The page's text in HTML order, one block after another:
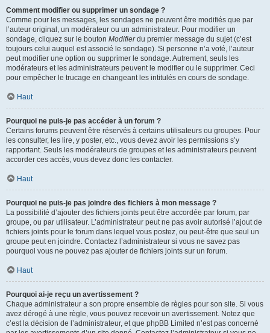
Comment modifier ou supprimer un sondage ?
Comme pour les messages, les sondages ne peuvent être modifiés que par
l’auteur original, un modérateur ou un administrateur. Pour modifier un
sondage, cliquez sur le bouton Modifierdu premier message du sujet (c’est
toujours celui auquel est associé le sondage). Si personne n’a voté, l’auteur
peut modifier une option ou supprimer le sondage. Autrement, seuls les
modérateurs et les administrateurs peuvent le modifier ou le supprimer. Ceci
pour empêcher le trucage en changeant les intitulés en cours de sondage.
Haut
Pourquoi ne puis-je pas accéder à un forum ?
Certains forums peuvent être réservés à certains utilisateurs ou groupes. Pour
les consulter, les lire, y poster, etc., vous devez avoir les permissions s’y
rapportant. Seuls les modérateurs de groupes et les administrateurs peuvent
accorder ces accès, vous devez donc les contacter.
Haut
Pourquoi ne puis-je pas joindre des fichiers à mon message ?
La possibilité d’ajouter des fichiers joints peut être accordée par forum, par
groupe, ou par utilisateur. L’administrateur peut ne pas avoir autorisé l’ajout de
fichiers joints pour le forum dans lequel vous postez, ou peut-être que seul un
groupe peut en joindre. Contactez l’administrateur si vous ne savez pas
pourquoi vous ne pouvez pas ajouter de fichiers joints sur un forum.
Haut
Pourquoi ai-je reçu un avertissement ?
Chaque administrateur a son propre ensemble de règles pour son site. Si vous
avez dérogé à une règle, vous pouvez recevoir un avertissement. Notez que
c’est la décision de l’administrateur, et que phpBB Limited n’est pas concerné